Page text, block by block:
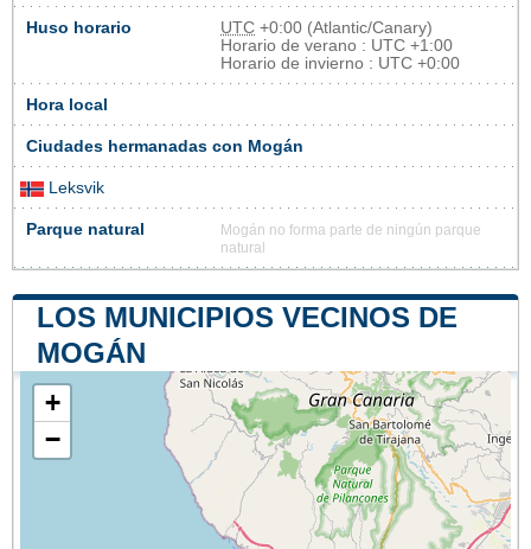
Huso horario UTC +0:00 (Atlantic/Canary)
Horario de verano : UTC +1:00
Horario de invierno : UTC +0:00
Hora local
Ciudades hermanadas con Mogán
Leksvik
Parque natural
Mogán no forma parte de ningún parque
natural
LOS MUNICIPIOS VECINOS DE
MOGÁN
+
−